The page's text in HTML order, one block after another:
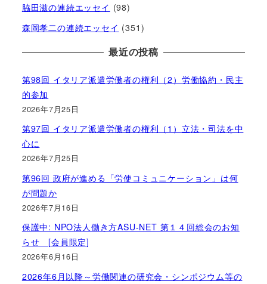
脇田滋の連続エッセイ (98)
森岡孝二の連続エッセイ (351)
最近の投稿
第98回 イタリア派遣労働者の権利（2）労働協約・民主
的参加
2026年7月25日
第97回 イタリア派遣労働者の権利（1）立法・司法を中
心に
2026年7月25日
第96回 政府が進める「労使コミュニケーション」は何
が問題か
2026年7月16日
保護中: NPO法人働き方ASU-NET 第１４回総会のお知
らせ [会員限定]
2026年6月16日
2026年6月以降～労働関連の研究会・シンポジウム等の